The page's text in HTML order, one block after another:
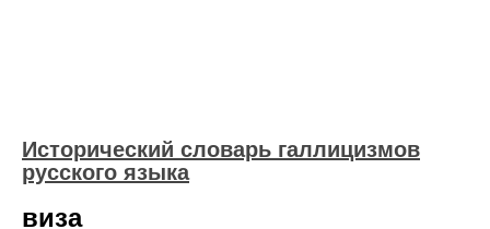
Исторический словарь галлицизмов
русского языка
виза